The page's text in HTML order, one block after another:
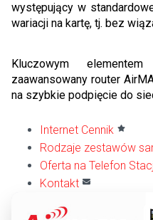
występujący w
wariacji na kartę, tj. bez
Kluczowym
zaawansowany router
na szybkie podpięcie do
Internet Cennik
Rodzaje zestawów
Oferta na Telefon
Kontakt